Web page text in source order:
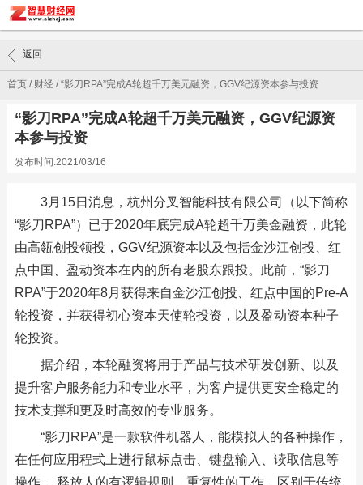
首页/ 财经/“影刀RPA”完成A轮超千万美元融资，GGV纪源资本参与投资
返回
“影刀RPA”完成A轮超千万美元融资，GGV纪源资
本参与投资
发布时间:2021/03/16
3月15日消息，杭州分叉智能科技有限公司（以下简称
“影刀RPA”）已于2020年底完成A轮超千万美金融资，此轮
由高瓴创投领投，GGV纪源资本以及包括金沙江创投、红
点中国、盈动资本在内的所有老股东跟投。此前，“影刀
RPA”于2020年8月获得来自金沙江创投、红点中国的Pre-A
轮投资，并获得初心资本天使轮投资，以及盈动资本种子
轮投资。
据介绍，本轮融资将用于产品与技术研发创新、以及
提升客户服务能力和专业水平，为客户提供更安全稳定的
技术支撑和更及时高效的专业服务。
“影刀RPA”是一款软件机器人，能模拟人的各种操作，
在任何应用程式上进行鼠标点击、键盘输入、读取信息等
操作， 释放人的有逻辑规则、重复性的工作。区别于传统